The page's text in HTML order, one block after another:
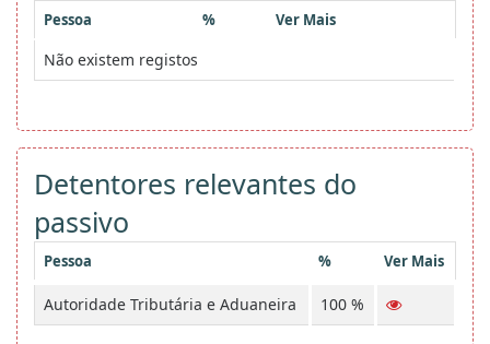
Pessoa % Ver Mais
Não existem registos
Detentores relevantes do
passivo
Pessoa % Ver Mais
Autoridade Tributária e Aduaneira 100 %